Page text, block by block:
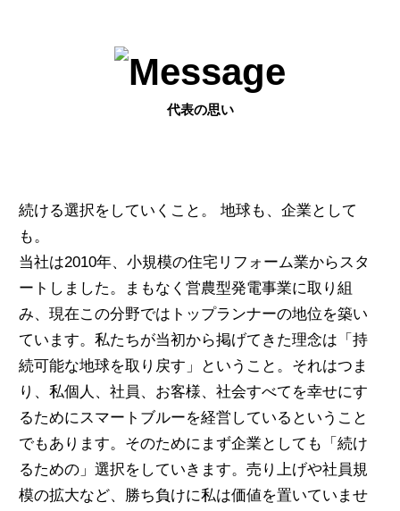
代表の思い
続ける選択をしていくこと。 地球も、企業として
も。
当社は2010年、小規模の住宅リフォーム業からスタ
ートしました。まもなく営農型発電事業に取り組
み、現在この分野ではトップランナーの地位を築い
ています。私たちが当初から掲げてきた理念は「持
続可能な地球を取り戻す」ということ。それはつま
り、私個人、社員、お客様、社会すべてを幸せにす
るためにスマートブルーを経営しているということ
でもあります。そのためにまず企業としても「続け
るための」選択をしていきます。売り上げや社員規
模の拡大など、勝ち負けに私は価値を置いていませ